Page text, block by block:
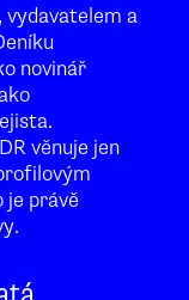
vydavatelem a
novinář
věnuje jen
je právě